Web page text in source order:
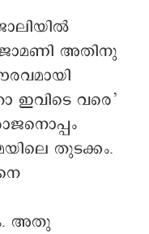
അതിനു
ഇവിടെ വരെ’
തുടക്കം.
അതു